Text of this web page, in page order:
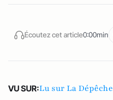
Écoutez cet article0:00min
VU SUR:Lu sur La Dépêche